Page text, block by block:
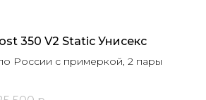
350 V2 Static Унисекс
России с примеркой, 2 пары